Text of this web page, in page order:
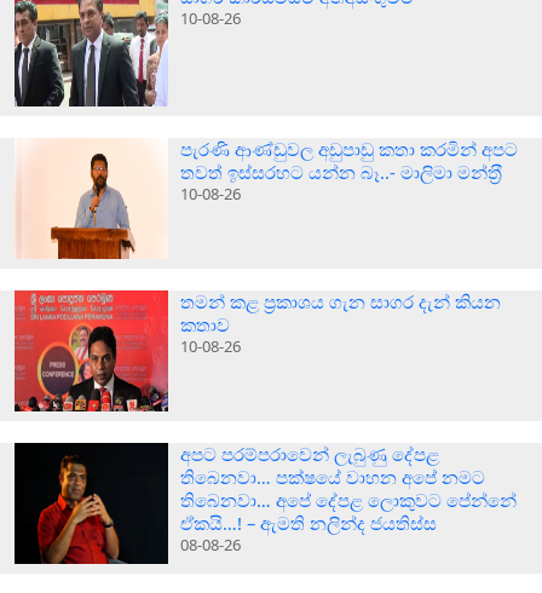
10-08-26
පැරණි ආණ්ඩුවල අඩුපාඩු කතා කරමින් අපට
තවත් ඉස්සරහට යන්න බෑ..- මාලිමා මන්ත‍්‍රී
10-08-26
තමන් කළ ප්‍රකාශය ගැන සාගර දැන් කියන
කතාව
10-08-26
අපට පරම්පරාවෙන් ලැබුණු දේපළ
තිබෙනවා… පක්ෂයේ වාහන අපේ නමට
තිබෙනවා… අපේ දේපළ ලොකුවට පේන්නේ
ඒකයි…! – ඇමති නලින්ද ජයතිස්ස
08-08-26